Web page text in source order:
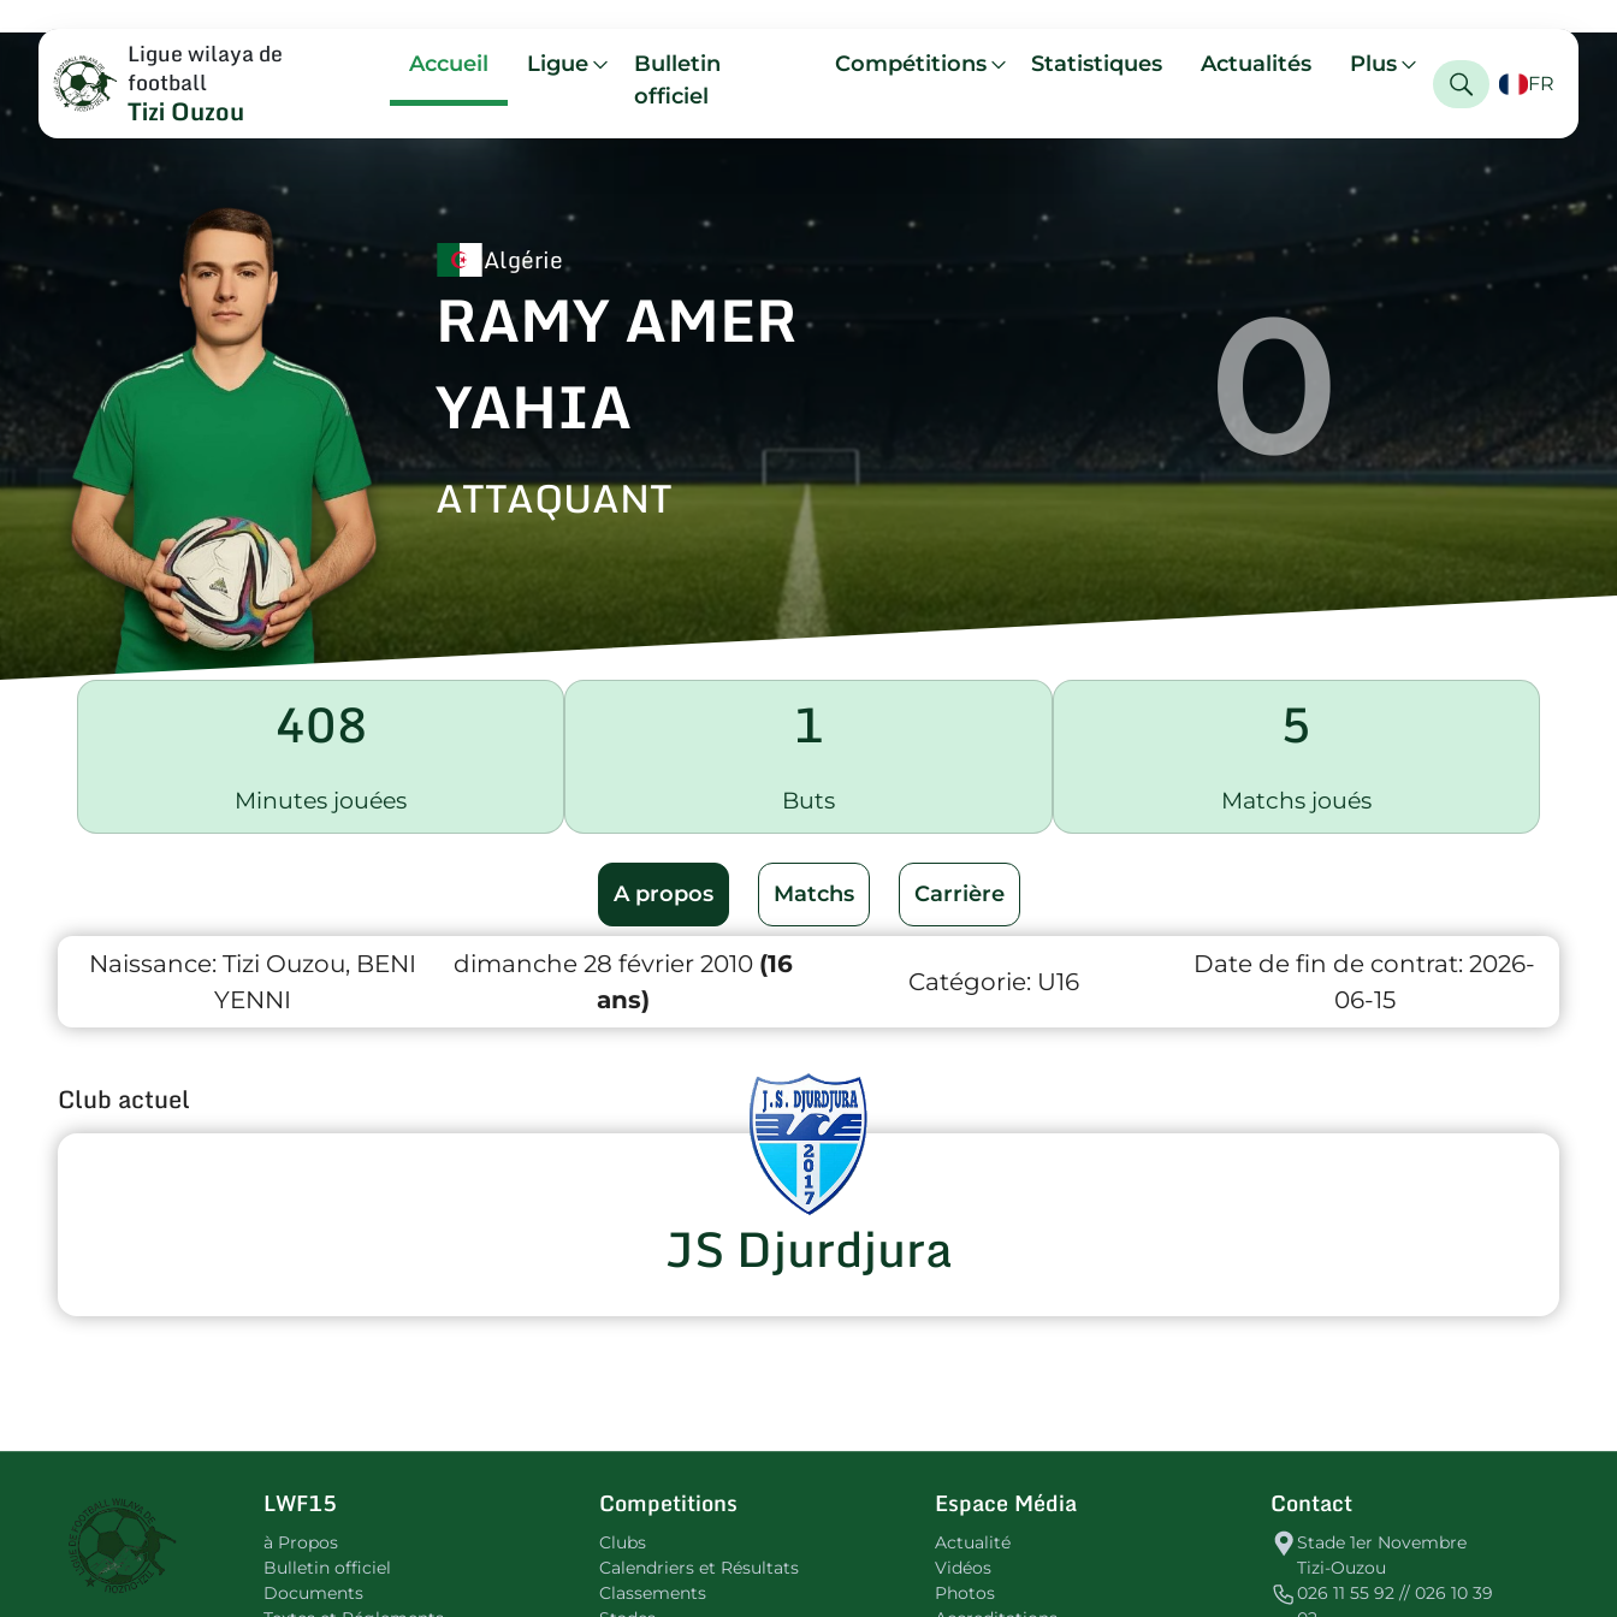
Ligue wilaya de
football
Tizi Ouzou
Accueil Ligue
Bulletin
officiel
Compétitions Statistiques Actualités Plus
FR
Algérie
RAMY AMER
YAHIA
ATTAQUANT 0
408
Minutes jouées
1
Buts
5
Matchs joués
A propos Matchs Carrière
Naissance: Tizi Ouzou, BENI
YENNI
dimanche 28 février 2010 (16
ans)
Catégorie: U16
Date de fin de contrat: 2026-
06-15
Club actuel
JS Djurdjura
LWF15
à Propos
Bulletin officiel
Documents
Competitions
Clubs
Calendriers et Résultats
Classements
Espace Média
Actualité
Vidéos
Photos
Contact
Stade 1er Novembre
Tizi-Ouzou
026 11 55 92 // 026 10 39